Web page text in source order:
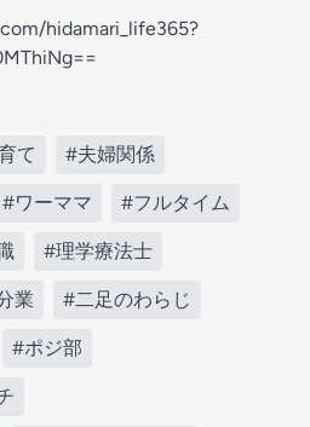
hidamari_life365?
て #夫婦関係
#ワーママ #フルタイム
#理学療法士
業 #二足のわらじ
#ポジ部